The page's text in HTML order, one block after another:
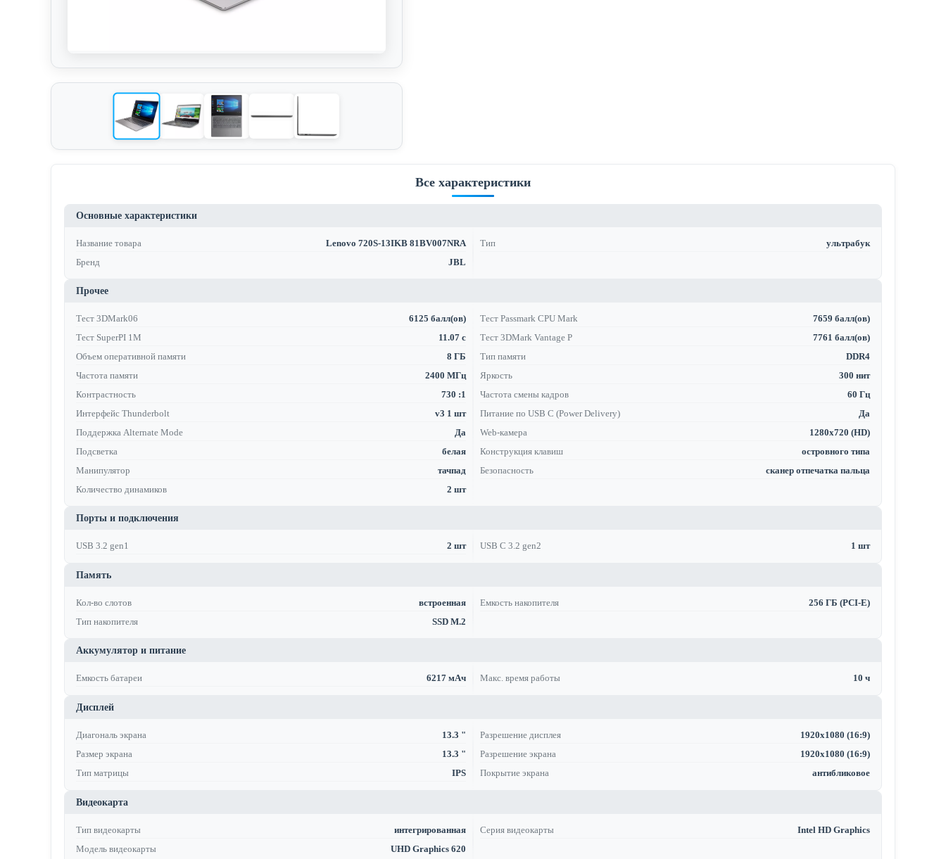
Все характеристики
Основные характеристики
Название товара Lenovo 720S-13IKB 81BV007NRA Тип
ультрабук
Бренд
JBL
Прочее
Тест 3DMark06 6125 балл(ов) Тест Passmark CPU Mark
7659 балл(ов)
Тест SuperPI 1M
11.07 с Тест 3DMark Vantage P
7761 балл(ов)
Объем оперативной памяти
8 ГБ Тип памяти
DDR4
Частота памяти
2400 МГц Яркость
300 нит
Контрастность
730 :1 Частота смены кадров
60 Гц
Интерфейс Thunderbolt
v3 1 шт Питание по USB C (Power Delivery)
Да
Поддержка Alternate Mode
Да Web-камера
1280x720 (HD)
Подсветка
белая Конструкция клавиш
островного типа
Манипулятор
тачпад Безопасность
сканер отпечатка пальца
Количество динамиков
2 шт
Порты и подключения
USB 3.2 gen1 2 шт USB C 3.2 gen2 1 шт
Память
Кол-во слотов встроенная Емкость накопителя
256 ГБ (PCI-E)
Тип накопителя
SSD M.2
Аккумулятор и питание
Емкость батареи 6217 мАч Макс. время работы 10 ч
Дисплей
Диагональ экрана 13.3 " Разрешение дисплея
1920x1080 (16:9)
Размер экрана
13.3 " Разрешение экрана
1920x1080 (16:9)
Тип матрицы
IPS Покрытие экрана антибликовое
Видеокарта
Тип видеокарты интегрированная Серия видеокарты
Intel HD Graphics
Модель видеокарты
UHD Graphics 620